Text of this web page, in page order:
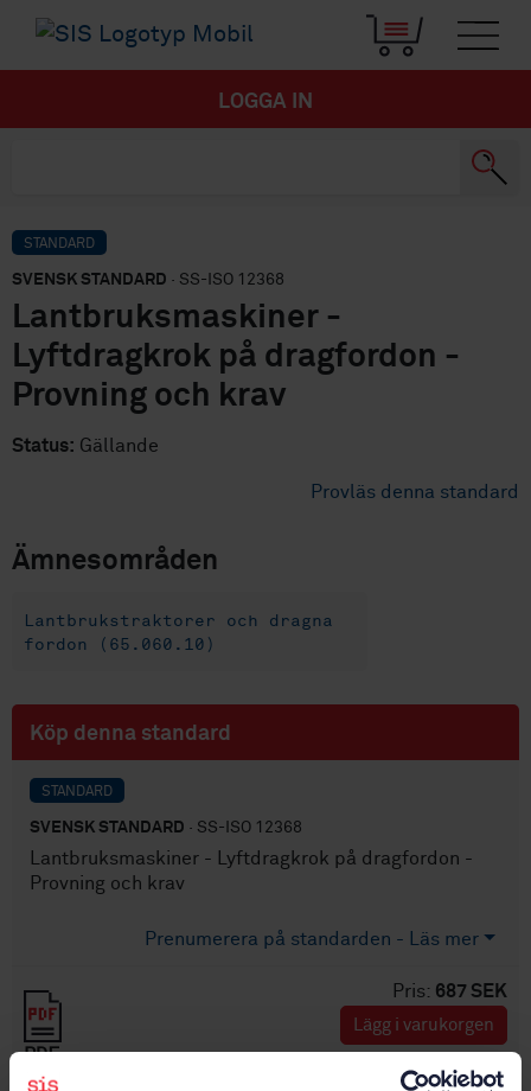
LOGGA IN
STANDARD
SVENSK STANDARD · SS-ISO 12368
Lantbruksmaskiner -
Lyftdragkrok på dragfordon -
Provning och krav
Status: Gällande
Provläs denna standard
Ämnesområden
Lantbrukstraktorer och dragna
fordon (65.060.10)
Köp denna standard
STANDARD
SVENSK STANDARD · SS-ISO 12368
Lantbruksmaskiner - Lyftdragkrok på dragfordon -
Provning och krav
Prenumerera på standarden - Läs mer
Pris: 687 SEK
PDF
Lägg i varukorgen